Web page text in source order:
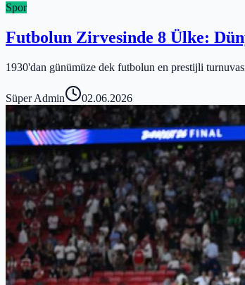
Spor
Futbolun Zirvesinde 8 Ülke:
1930'dan günümüze dek futbolun en prestijli
Süper Admin 02.06.2026